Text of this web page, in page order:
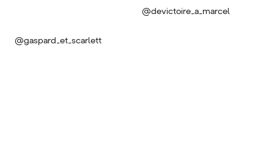
@gaspard_et_scarlett
@devictoire_a_marcel